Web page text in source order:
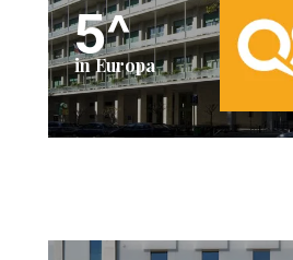
5^
in Europa